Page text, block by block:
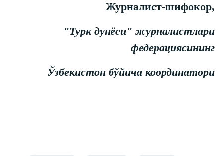
Журналист-шифокор,
"Турк дунёси" журналистлари
федерациясининг
Ўзбекистон бўйича координатори